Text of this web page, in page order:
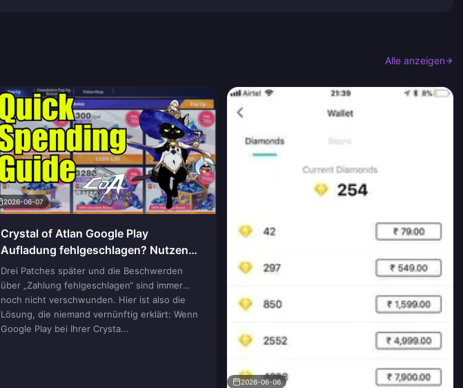
Alle anzeigen
2026-06-07
Crystal of Atlan Google Play
Aufladung fehlgeschlagen? Nutzen
Sie den PC-Web-Checkout
Drei Patches später und die Beschwerden
über „Zahlung fehlgeschlagen“ sind immer
noch nicht verschwunden. Hier ist also die
Lösung, die niemand vernünftig erklärt: Wenn
Google Play bei Ihrer Crysta...
2026-06-06